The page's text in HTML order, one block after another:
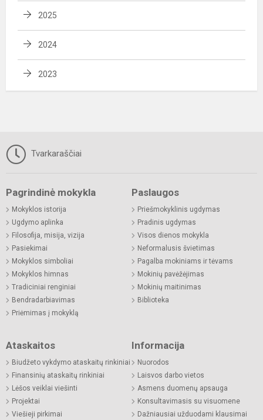
2025
2024
2023
Tvarkaraščiai
Pagrindinė mokykla
Mokyklos istorija
Ugdymo aplinka
Filosofija, misija, vizija
Pasiekimai
Mokyklos simboliai
Mokyklos himnas
Tradiciniai renginiai
Bendradarbiavimas
Priėmimas į mokyklą
Paslaugos
Priešmokyklinis ugdymas
Pradinis ugdymas
Visos dienos mokykla
Neformalusis švietimas
Pagalba mokiniams ir tėvams
Mokinių pavėžėjimas
Mokinių maitinimas
Biblioteka
Ataskaitos
Biudžeto vykdymo ataskaitų rinkiniai
Finansinių ataskaitų rinkiniai
Lėšos veiklai viešinti
Projektai
Viešieji pirkimai
Informacija
Nuorodos
Laisvos darbo vietos
Asmens duomenų apsauga
Konsultavimasis su visuomene
Dažniausiai užduodami klausimai